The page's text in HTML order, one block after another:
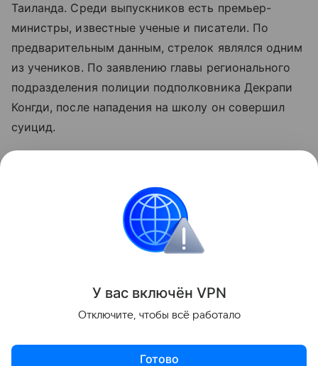
Таиланда. Среди выпускников есть премьер-
министры, известные ученые и писатели. По
предварительным данным, стрелок являлся одним
из учеников. По заявлению главы регионального
подразделения полиции подполковника Декрапи
Конгди, после нападения на школу он совершил
суицид.
официальный представитель полиции Таиланда
Траиронг Пивпан назвал наиболее вероятной
версию о том, что злоумышленник взял оружие у
кого-то из членов своей семьи.
Поделиться
У вас включён VPN
Отключите, чтобы всё работало
Готово